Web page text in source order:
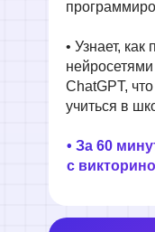
• Узнает,
ChatGPT,
учиться в
• За 60
с